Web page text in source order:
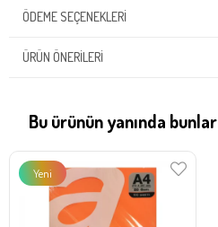
ÖDEME SEÇENEKLERI
ÜRÜN ÖNERILERI
Bu ürünün yanında
Yeni
Ürün